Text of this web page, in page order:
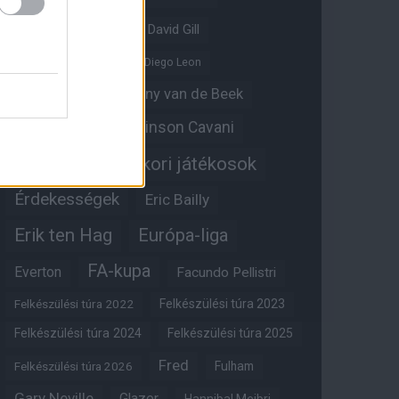
David Gill
Diego Leon
Donny van de Beek
Edinson Cavani
Egykori játékosok
Érdekességek Eric Bailly
Erik ten Hag Európa-liga
Everton FA-kupa Facundo Pellistri
Felkészülési túra 2022 Felkészülési túra 2023
Felkészülési túra 2024 Felkészülési túra 2025
Felkészülési túra 2026 Fred Fulham